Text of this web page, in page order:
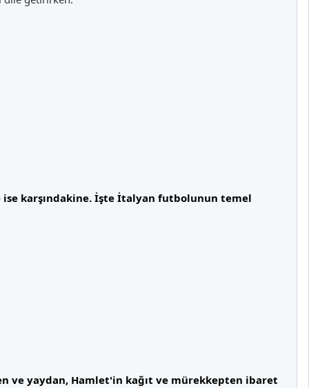
karşındakine. İşte İtalyan futbolunun temel
ve yaydan, Hamlet'in kağıt ve mürekkepten ibaret